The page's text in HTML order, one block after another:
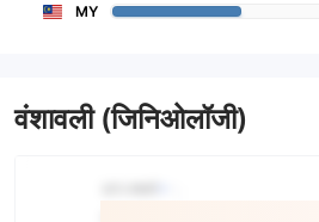
MY
वंशावली (जिनिओलॉजी)